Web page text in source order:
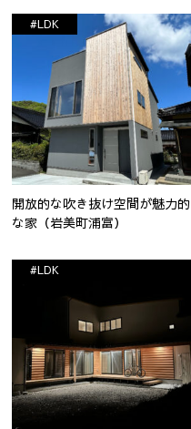
開放的な吹き抜け空間が魅力的
な家（岩美町浦富）
#LDK
#LDK